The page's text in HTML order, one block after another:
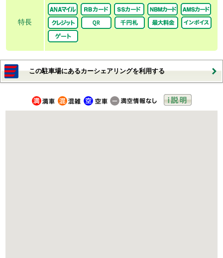
特長
この駐車場にあるカーシェアリングを利用する